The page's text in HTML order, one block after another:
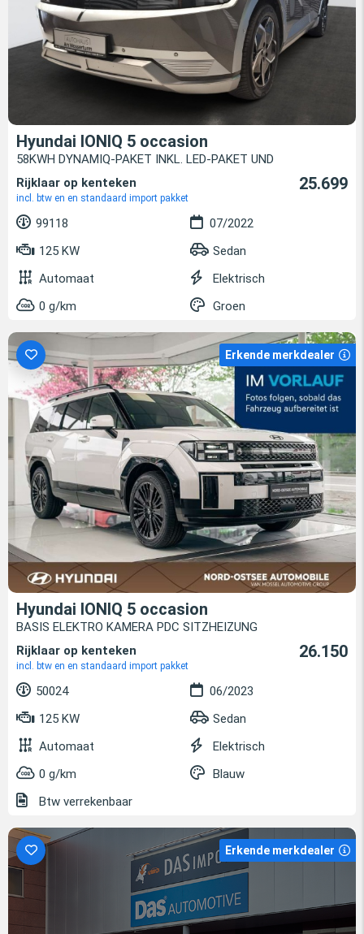
Hyundai IONIQ 5 occasion
58KWH DYNAMIQ-PAKET INKL. LED-PAKET UND
Rijklaar op kenteken
incl. btw en en standaard import pakket
25.699
99118
07/2022
125 KW
Sedan
Automaat
Elektrisch
0 g/km
Groen
Erkende merkdealer
Hyundai IONIQ 5 occasion
BASIS ELEKTRO KAMERA PDC SITZHEIZUNG
Rijklaar op kenteken
incl. btw en en standaard import pakket
26.150
50024
06/2023
125 KW
Sedan
Automaat
Elektrisch
0 g/km
Blauw
Btw verrekenbaar
Erkende merkdealer